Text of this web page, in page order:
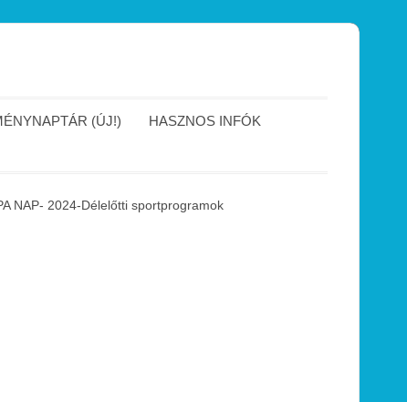
(ÚJ!)
HASZNOS INFÓK
NAP- 2024-Délelőtti sportprogramok